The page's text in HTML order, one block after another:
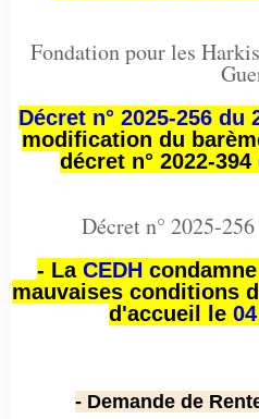
Fondation pour les
Décret n° 2025-256 du
modification du
décret n° 2022-
Décret n° 2025-
- La CEDH
mauvaises conditions
d'accueil le
- Demande de